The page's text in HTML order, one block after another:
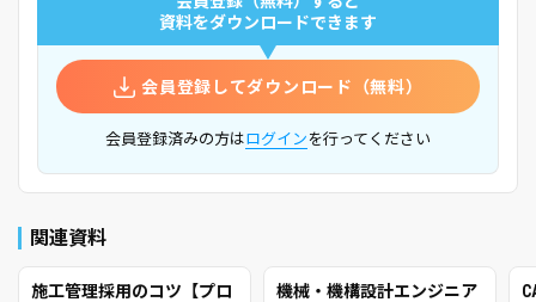
資料をダウンロードできます
会員登録してダウンロード（無料）
会員登録済みの方はログインを行ってください
関連資料
施工管理採用のコツ【プロ
機械・機構設計エンジニア